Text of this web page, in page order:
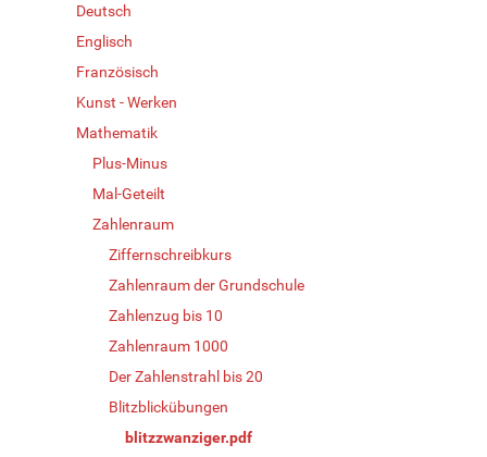
Deutsch
Englisch
Französisch
Kunst - Werken
Mathematik
Plus-Minus
Mal-Geteilt
Zahlenraum
Ziffernschreibkurs
Zahlenraum der Grundschule
Zahlenzug bis 10
Zahlenraum 1000
Der Zahlenstrahl bis 20
Blitzblickübungen
blitzzwanziger.pdf